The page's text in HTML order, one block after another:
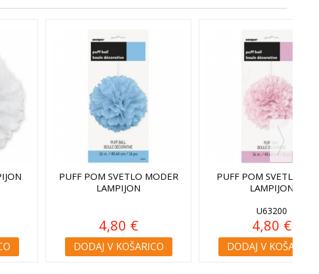
PUFF POM SVETLO MODER
DODAJ V KOŠARICO
PUFF POM SVETLO ROZA
DODAJ V KOŠARICO